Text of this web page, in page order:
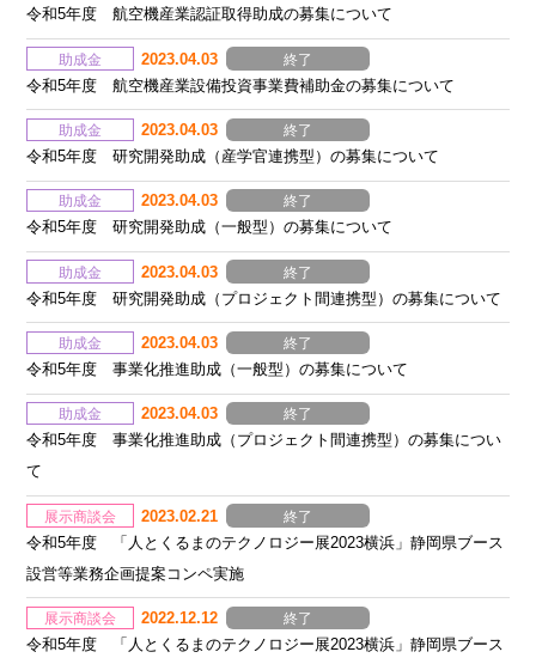
令和5年度 航空機産業認証取得助成の募集について
助成金 2023.04.03 終了
令和5年度 航空機産業設備投資事業費補助金の募集について
助成金 2023.04.03 終了
令和5年度 研究開発助成（産学官連携型）の募集について
助成金 2023.04.03 終了
令和5年度 研究開発助成（一般型）の募集について
助成金 2023.04.03 終了
令和5年度 研究開発助成（プロジェクト間連携型）の募集について
助成金 2023.04.03 終了
令和5年度 事業化推進助成（一般型）の募集について
助成金 2023.04.03 終了
令和5年度 事業化推進助成（プロジェクト間連携型）の募集につい
て
展示商談会 2023.02.21 終了
令和5年度 「人とくるまのテクノロジー展2023横浜」静岡県ブース
設営等業務企画提案コンペ実施
展示商談会 2022.12.12 終了
令和5年度 「人とくるまのテクノロジー展2023横浜」静岡県ブース